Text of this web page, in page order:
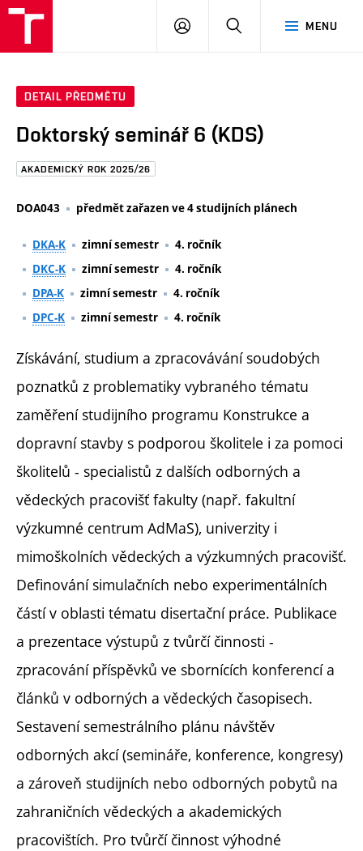
Brno
MENU
PŘIHLÁSIT
DETAIL PŘEDMĚTU
Doktorský seminář 6 (KDS)
AKADEMICKÝ ROK 2025/26
DOA043 předmět zařazen ve 4 studijních plánech
DKA-K zimní semestr
4. ročník
DKC-K
zimní semestr
4. ročník
DPA-K
zimní semestr
4. ročník
DPC-K
zimní semestr 4. ročník
Získávání, studium a zpracovávání soudobých
poznatků z problematiky vybraného tématu
zaměření studijního programu Konstrukce a
dopravní stavby s podporou školitele i za pomoci
školitelů - specialistů z dalších odborných a
vědeckých pracovišť fakulty (např. fakultní
výzkumné centrum AdMaS), univerzity i
mimoškolních vědeckých a výzkumných pracovišť.
Definování simulačních nebo experimentálních
částí v oblasti tématu disertační práce. Publikace
a prezentace výstupů z tvůrčí činnosti -
zpracování příspěvků ve sbornících konferencí a
článků v odborných a vědeckých časopisech.
Sestavení semestrálního plánu návštěv
odborných akcí (semináře, konference, kongresy)
a zároveň studijních nebo odborných pobytů na
zahraničních vědeckých a akademických
pracovištích. Pro tvůrčí činnost výhodné